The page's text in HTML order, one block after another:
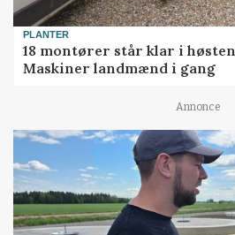
PLANTER
18 montører står klar i
Maskiner landmænd i gang
Annonce